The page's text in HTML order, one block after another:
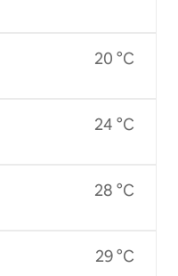
20 °C
24 °C
28 °C
29 °C